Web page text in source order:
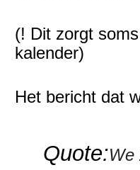
(! Dit zorgt
kalender)
Het bericht dat
Quote:We